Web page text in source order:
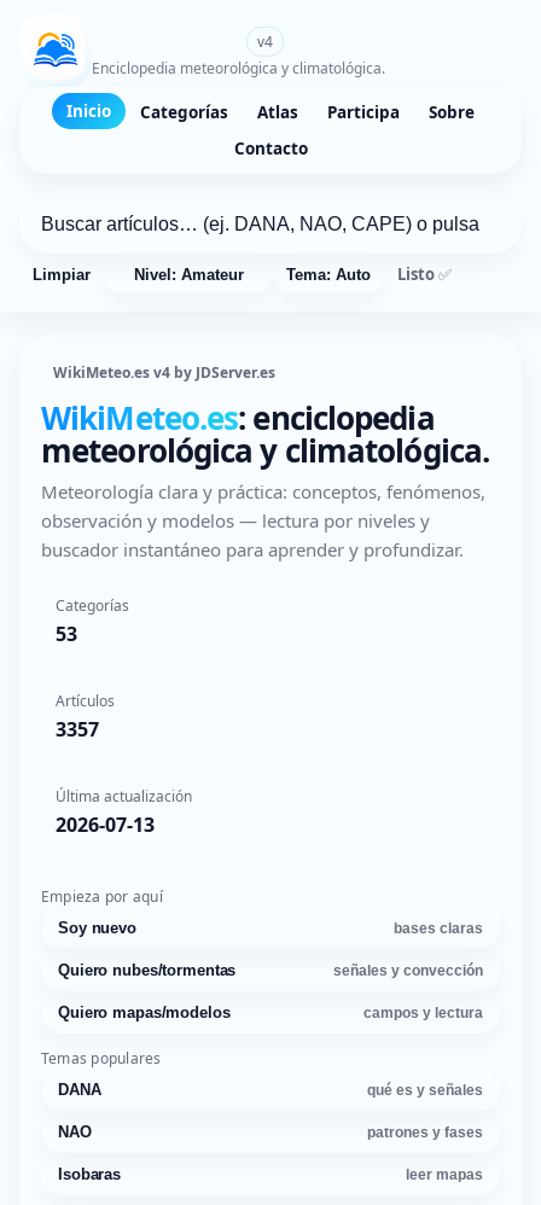
v4
Enciclopedia meteorológica y climatológica.
Inicio Categorías Atlas Participa
Sobre
Contacto
Limpiar Nivel: Amateur Tema: Auto Listo ✅
WikiMeteo.es v4 by JDServer.es
WikiMeteo.es: enciclopedia
meteorológica y climatológica.
Meteorología clara y práctica: conceptos, fenómenos,
observación y modelos — lectura por niveles y
buscador instantáneo para aprender y profundizar.
Categorías
53
Artículos
3357
Última actualización
2026-07-13
Empieza por aquí
Soy nuevo bases claras
Quiero nubes/tormentas señales y convección
Quiero mapas/modelos campos y lectura
Temas populares
DANA qué es y señales
NAO patrones y fases
Isobaras leer mapas